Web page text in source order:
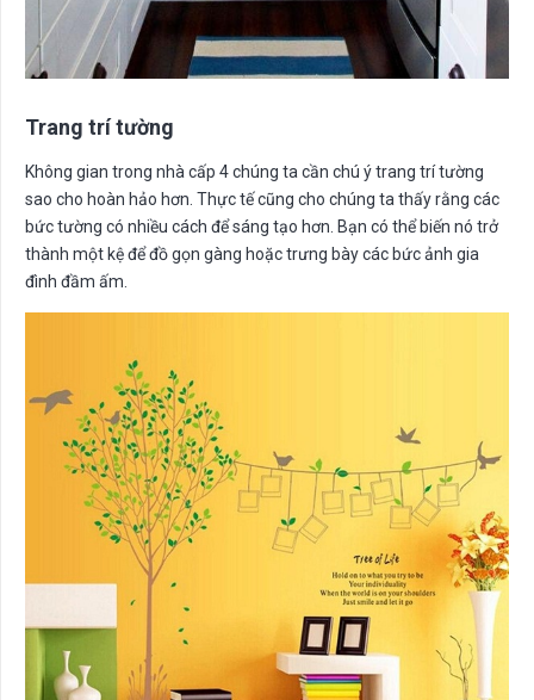
Trang trí tường
Không gian trong nhà cấp 4 chúng ta cần chú ý trang trí tường
sao cho hoàn hảo hơn. Thực tế cũng cho chúng ta thấy rằng các
bức tường có nhiều cách để sáng tạo hơn. Bạn có thể biến nó trở
thành một kệ để đồ gọn gàng hoặc trưng bày các bức ảnh gia
đình đầm ấm.